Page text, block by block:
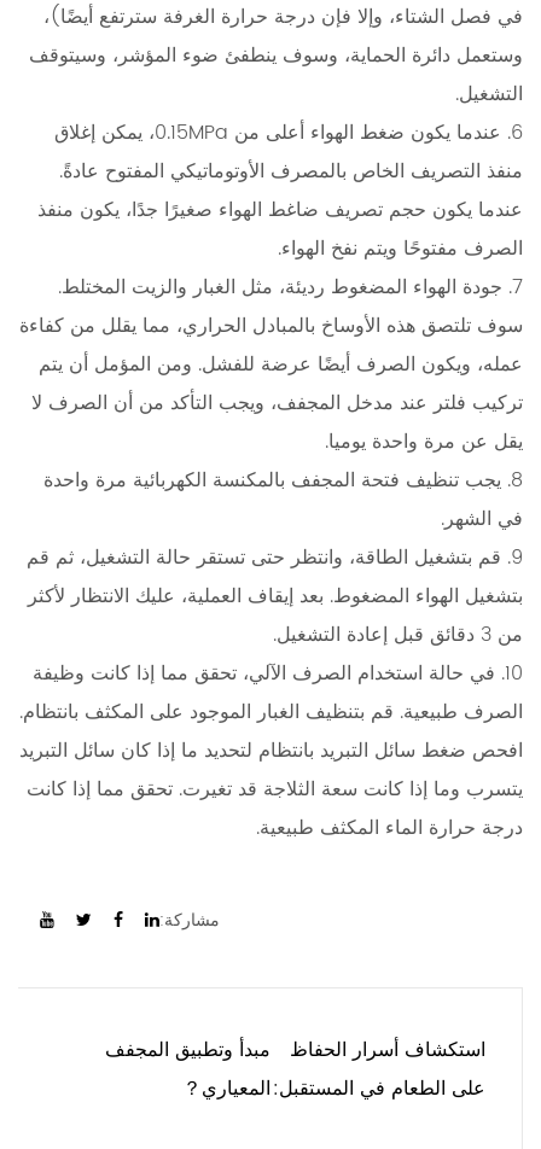
في فصل الشتاء، وإلا فإن درجة حرارة الغرفة سترتفع أيضًا)،
وستعمل دائرة الحماية، وسوف ينطفئ ضوء المؤشر، وسيتوقف
التشغيل.
6. عندما يكون ضغط الهواء أعلى من 0.15MPa، يمكن إغلاق
منفذ التصريف الخاص بالمصرف الأوتوماتيكي المفتوح عادةً.
عندما يكون حجم تصريف ضاغط الهواء صغيرًا جدًا، يكون منفذ
الصرف مفتوحًا ويتم نفخ الهواء.
7. جودة الهواء المضغوط رديئة، مثل الغبار والزيت المختلط.
سوف تلتصق هذه الأوساخ بالمبادل الحراري، مما يقلل من كفاءة
عمله، ويكون الصرف أيضًا عرضة للفشل. ومن المؤمل أن يتم
تركيب فلتر عند مدخل المجفف، ويجب التأكد من أن الصرف لا
يقل عن مرة واحدة يوميا.
8. يجب تنظيف فتحة المجفف بالمكنسة الكهربائية مرة واحدة
في الشهر.
9. قم بتشغيل الطاقة، وانتظر حتى تستقر حالة التشغيل، ثم قم
بتشغيل الهواء المضغوط. بعد إيقاف العملية، عليك الانتظار لأكثر
من 3 دقائق قبل إعادة التشغيل.
10. في حالة استخدام الصرف الآلي، تحقق مما إذا كانت وظيفة
الصرف طبيعية. قم بتنظيف الغبار الموجود على المكثف بانتظام.
افحص ضغط سائل التبريد بانتظام لتحديد ما إذا كان سائل التبريد
يتسرب وما إذا كانت سعة الثلاجة قد تغيرت. تحقق مما إذا كانت
درجة حرارة الماء المكثف طبيعية.
مشاركة:
استكشاف أسرار الحفاظ
على الطعام في المستقبل:
مبدأ وتطبيق المجفف
المعياري？